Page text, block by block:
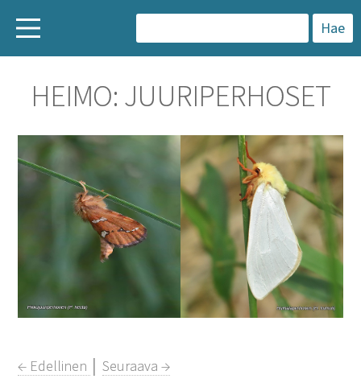
a
k
u
:
HEIMO: JUURIPERHOSET
← Edellinen │Seuraava →